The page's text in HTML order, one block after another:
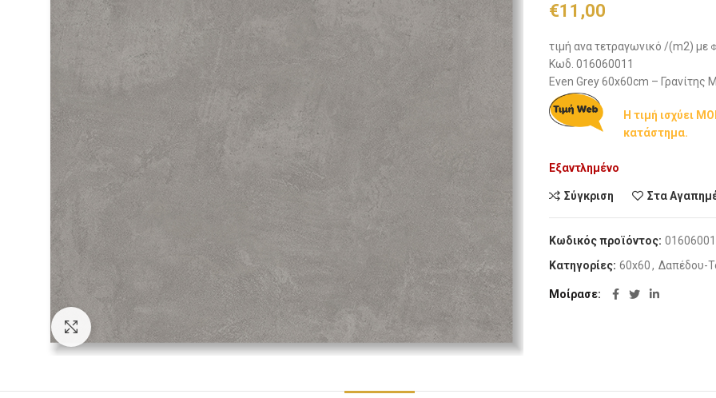
Click to enlarge
€11,00
τιμή ανα τετραγωνικό /(m2) με
Κωδ. 016060011
Even Grey 60x60cm – Γρανίτης
Η τιμή ισχύει
κατάστημα.
Εξαντλημένο
Σύγκριση Στα
Κωδικός προϊόντος:
Κατηγορίες: 60x60, Δαπέδου-
Μοίρασε